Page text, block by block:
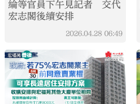
綸等官員下午見記者 交代
宏志閣後續安排
2026.04.28 06:49